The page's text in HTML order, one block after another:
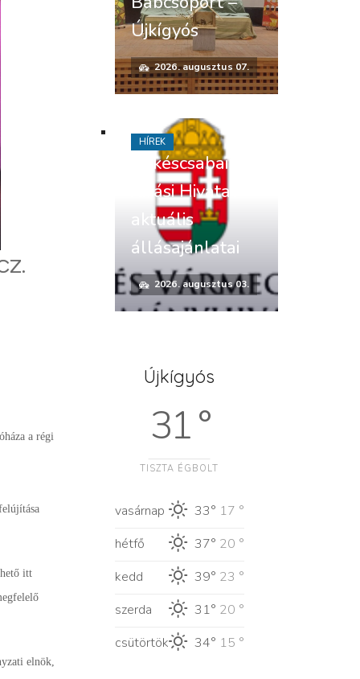
a régi
itt
elnök,
Újkígyós
2026. augusztus 07.
Békéscsabai
Járási Hivatal
aktuális
állásajánlatai
2026. augusztus 03.
HÍREK
Újkígyós
31 °
TISZTA ÉGBOLT
vasárnap 33° 17 °
hétfő
37° 20 °
kedd
39° 23 °
szerda
31° 20 °
csütörtök
34° 15 °